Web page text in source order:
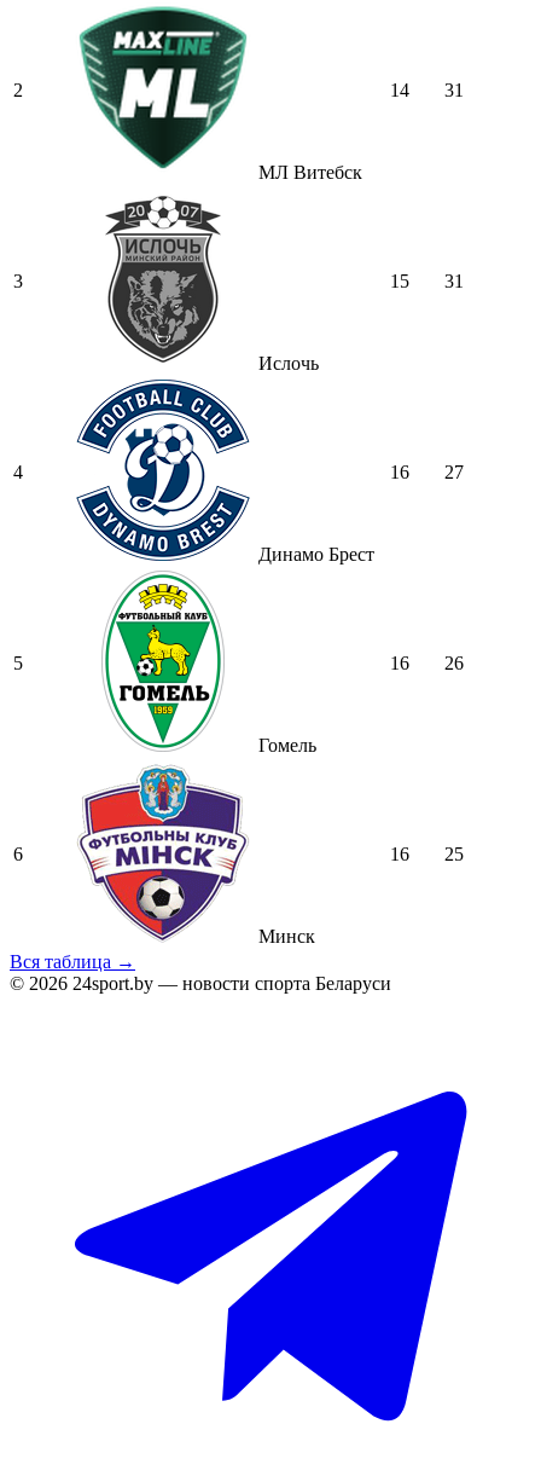
2
МЛ Витебск
14 31
3
Ислочь
15 31
4
Динамо Брест
16 27
5
Гомель
16 26
6
Минск
16 25
Вся таблица →
© 2026 24sport.by — новости спорта Беларуси